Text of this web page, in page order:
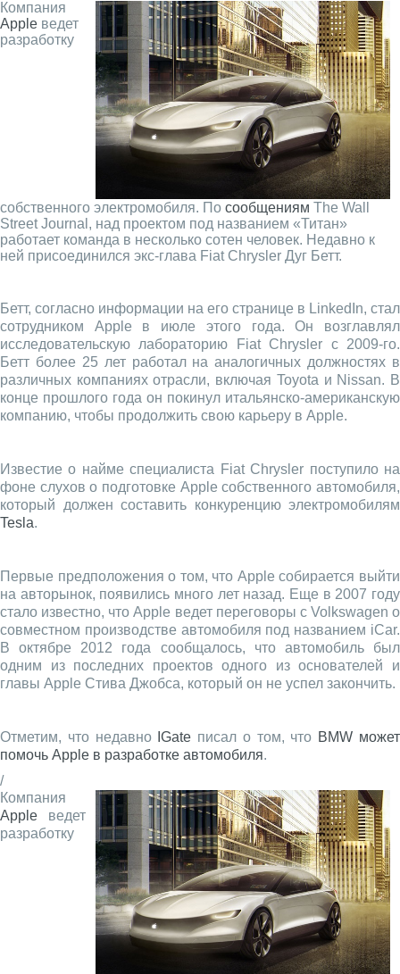
Компания
Apple ведет
разработку
собственного электромобиля. По сообщениям The Wall
Street Journal, над проектом под названием «Титан»
работает команда в несколько сотен человек. Недавно к
ней присоединился экс-глава Fiat Chrysler Дуг Бетт.
Бетт, согласно информации на его странице в LinkedIn, стал
сотрудником Apple в июле этого года. Он возглавлял
исследовательскую лабораторию Fiat Chrysler с 2009-го.
Бетт более 25 лет работал на аналогичных должностях в
различных компаниях отрасли, включая Toyota и Nissan. В
конце прошлого года он покинул итальянско-американскую
компанию, чтобы продолжить свою карьеру в Apple.
Известие о найме специалиста Fiat Chrysler поступило на
фоне слухов о подготовке Apple собственного автомобиля,
который должен составить конкуренцию электромобилям
Tesla.
Первые предположения о том, что Apple собирается выйти
на авторынок, появились много лет назад. Еще в 2007 году
стало известно, что Apple ведет переговоры с Volkswagen о
совместном производстве автомобиля под названием iCar.
В октябре 2012 года сообщалось, что автомобиль был
одним из последних проектов одного из основателей и
главы Apple Стива Джобса, который он не успел закончить.
Отметим, что недавно IGate писал о том, что BMW может
помочь Apple в разработке автомобиля.
/
Компания
Apple ведет
разработку